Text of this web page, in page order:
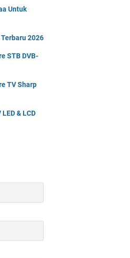
Untuk
2026
STB DVB-
TV Sharp
& LCD